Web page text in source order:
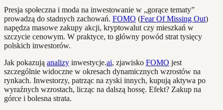
Presja społeczna i moda na inwestowanie w „gorące tematy”
prowadzą do stadnych zachowań. FOMO (Fear Of Missing Out)
napędza masowe zakupy akcji, kryptowalut czy mieszkań w
szczycie cenowym. W praktyce, to główny powód strat tysięcy
polskich inwestorów.
Jak pokazują analizy inwestycje.ai, zjawisko FOMO jest
szczególnie widoczne w okresach dynamicznych wzrostów na
rynkach. Inwestorzy, patrząc na zyski innych, kupują aktywa po
wyraźnych wzrostach, licząc na dalszą hossę. Efekt? Zakup na
górce i bolesna strata.